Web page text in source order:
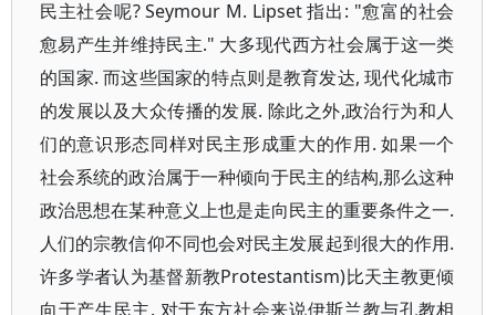
民主社会呢? Seymour M. Lipset 指出: "愈富的社会
愈易产生并维持民主." 大多现代西方社会属于这一类
的国家. 而这些国家的特点则是教育发达, 现代化城市
的发展以及大众传播的发展. 除此之外,政治行为和人
们的意识形态同样对民主形成重大的作用. 如果一个
社会系统的政治属于一种倾向于民主的结构,那么这种
政治思想在某种意义上也是走向民主的重要条件之一.
人们的宗教信仰不同也会对民主发展起到很大的作用.
许多学者认为基督新教Protestantism)比天主教更倾
向于产生民主. 对于东方社会来说伊斯兰教与孔教相